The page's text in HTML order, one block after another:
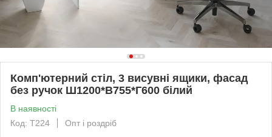
Комп'ютерний стіл, 3 висувні ящики, фасад
без ручок Ш1200*В755*Г600 білий
В наявності
Код: T224
Опт і роздріб